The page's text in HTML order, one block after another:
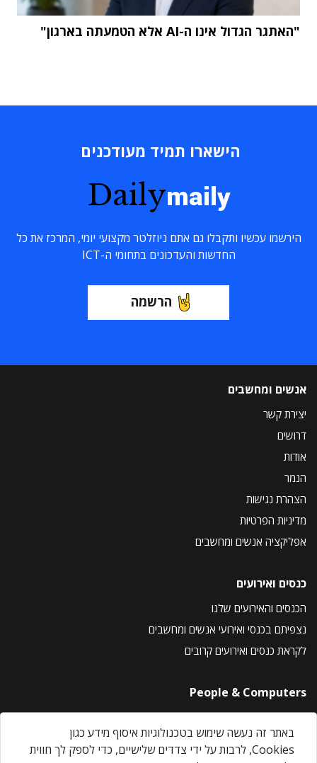
"האתגר הגדול אינו ה-AI אלא הטמעתה בארגון"
הישארו תמיד מעודכנים
Dailymaily
הירשמו עכשיו ותקבלו גם אתם ניוזלטר מקצועי יומי, המרכז את כל
החדשות והעדכונים בתחומי ה-ICT
הרשמה
אנשים ומחשבים
יצירת קשר
דרושים
אודות
הנמר
הצהרת נגישות
מדיניות הפרטיות
אפליקציה אנשים ומחשבים
כנסים ואירועים
הכנסים והאירועים שלנו
נצפיתם בכנסי ואירועי אנשים ומחשבים
לקראת כנסים ואירועים קרובים
People & Computers
About Us
Privacy Policy
Contact Us
באתר זה נעשה שימוש בטכנולוגיות איסוף מידע כגון
Cookies, לרבות על ידי צדדים שלישיים, כדי לספק לך חווית